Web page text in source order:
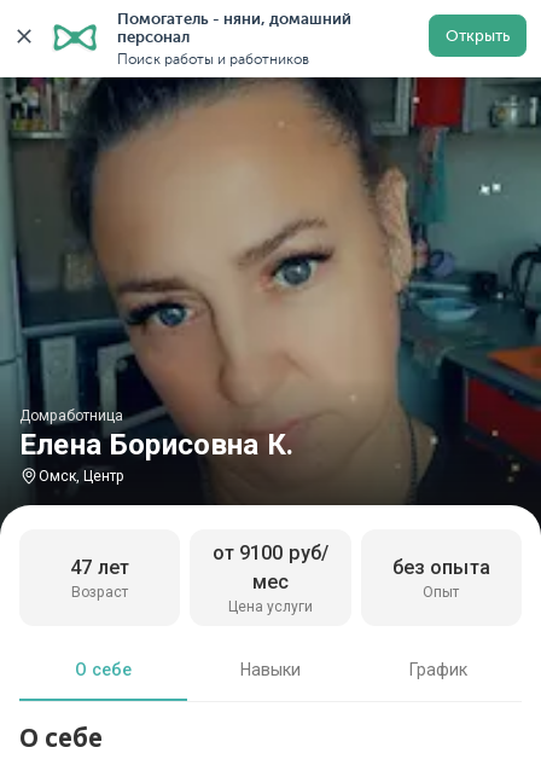
Помогатель - няни, домашний
персонал
Поиск работы и работников
Открыть
Главная Домработницы Домработницы в Омске
Елена Борисовна К.
Домработница
Омск, Центр
Возраст
47 лет
Цена услуги
от 9100 руб/
мес
Опыт
без опыта
О себе Навыки График
О себе